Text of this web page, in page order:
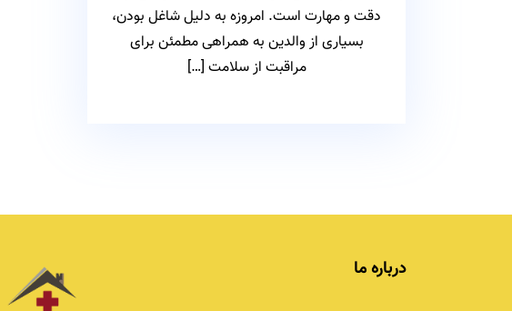
دقت و مهارت است. امروزه به دلیل شاغل بودن،
بسیاری از والدین به همراهی مطمئن برای
مراقبت از سلامت […]
درباره ما